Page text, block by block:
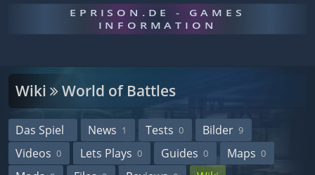
EPRISON.DE - GAMES
INFORMATION
Wiki World of Battles
Das Spiel News 1 Tests 0 Bilder 9
Videos 0 Lets Plays 0 Guides 0 Maps 0